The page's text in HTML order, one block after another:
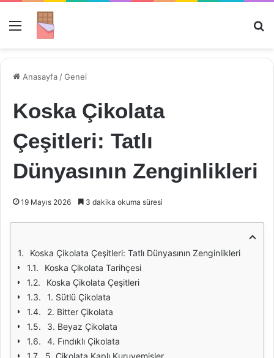
Menü
Anasayfa /Genel
Koska Çikolata
Çeşitleri: Tatlı
Dünyasının Zenginlikleri
19 Mayıs 2026 3 dakika okuma süresi
Koska Çikolata Çeşitleri: Tatlı Dünyasının Zenginlikleri
Koska Çikolata Tarihçesi
Koska Çikolata Çeşitleri
1. Sütlü Çikolata
2. Bitter Çikolata
3. Beyaz Çikolata
4. Fındıklı Çikolata
5. Çikolata Kaplı Kuruyemişler